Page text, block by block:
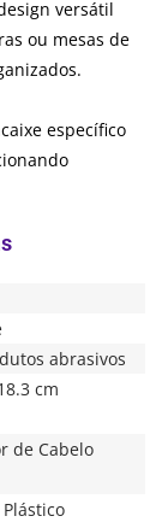
versátil
ou mesas de
específico
abrasivos
cm
de Cabelo